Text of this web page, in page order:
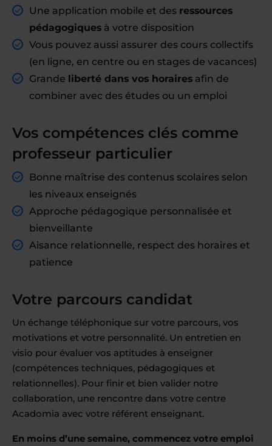
Une application mobile et des ressources
pédagogiques à votre disposition
Vous pouvez aussi assurer des cours collectifs
(en ligne, en centre ou en stages de vacances)
Grande liberté dans vos horaires afin de
combiner avec des études ou un emploi
Vos compétences clés comme
professeur particulier
Bonne maîtrise des contenus scolaires selon
les niveaux enseignés
Approche pédagogique personnalisée et
bienveillante
Aisance relationnelle, respect des horaires et
patience
Votre parcours candidat
Un échange téléphonique sur votre parcours, vos
motivations et votre personnalité. Un entretien en
visio pour évaluer vos aptitudes à enseigner
(compétences techniques, pédagogiques et
relationnelles). Pour finir et bien valider notre
collaboration, une rencontre dans votre centre
Acadomia avec votre référent enseignant.
En moins d’une semaine, commencez votre emploi